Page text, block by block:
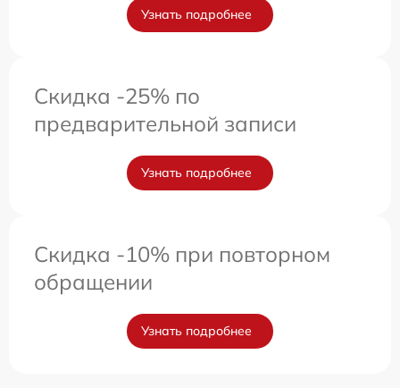
Узнать подробнее
Скидка -25% по
предварительной записи
Узнать подробнее
Скидка -10% при повторном
обращении
Узнать подробнее